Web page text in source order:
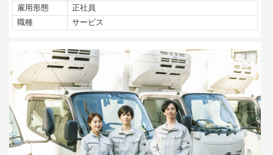
雇用形態
正社員
職種
サービス